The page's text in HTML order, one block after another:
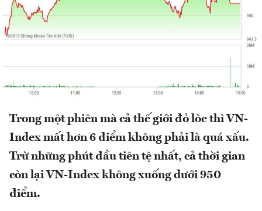
Trong một phiên mà cả thế giới đỏ lòe thì VN-
Index mất hơn 6 điểm không phải là quá xấu.
Trừ những phút đầu tiên tệ nhất, cả thời gian
còn lại VN-Index không xuống dưới 950
điểm.